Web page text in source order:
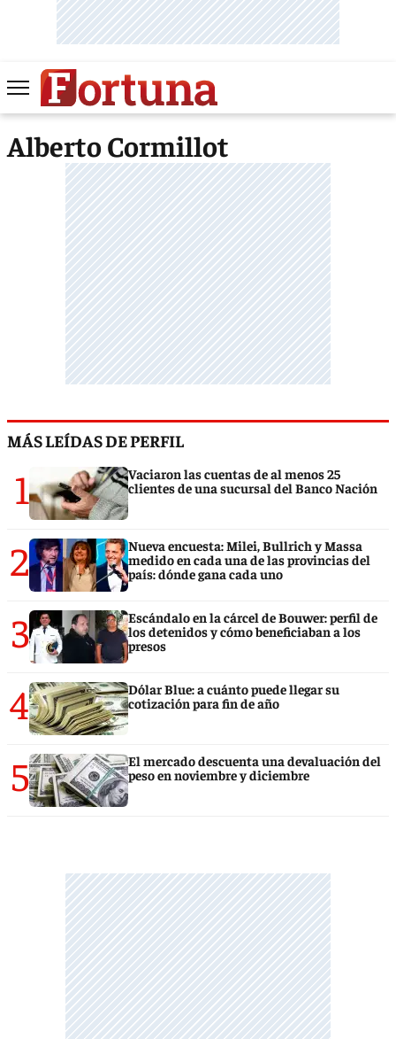
Alberto Cormillot
MÁS LEÍDAS DE PERFIL
1
Vaciaron las cuentas de al menos 25
clientes de una sucursal del Banco Nación
2
Nueva encuesta: Milei, Bullrich y Massa
medido en cada una de las provincias del
país: dónde gana cada uno
3
Escándalo en la cárcel de Bouwer: perfil de
los detenidos y cómo beneficiaban a los
presos
4
Dólar Blue: a cuánto puede llegar su
cotización para fin de año
5
El mercado descuenta una devaluación del
peso en noviembre y diciembre